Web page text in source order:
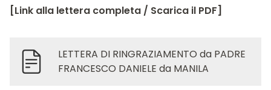
[Link alla lettera completa / Scarica il PDF]
LETTERA DI RINGRAZIAMENTO da PADRE
FRANCESCO DANIELE da MANILA